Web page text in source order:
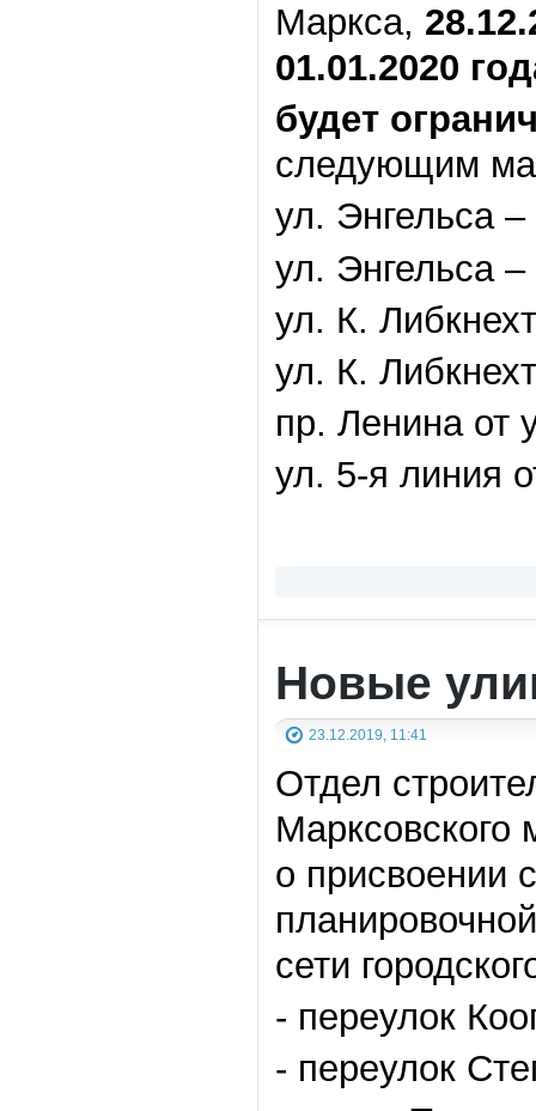
Маркса,
01.01.2020
будет
следующим
ул. Энгельса
ул. Энгельса
ул. К.
ул. К.
пр. Ленина от
ул. 5-я линия
Новые
23.12.2019, 11:41
Отдел
Марксовского
о присвоении
сети
- переулок
- переулок